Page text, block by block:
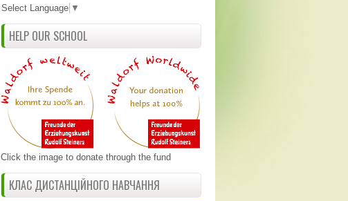
Select Language ▼
HELP OUR SCHOOL
Click the image to donate through the fund
КЛАС ДИСТАНЦІЙНОГО НАВЧАННЯ